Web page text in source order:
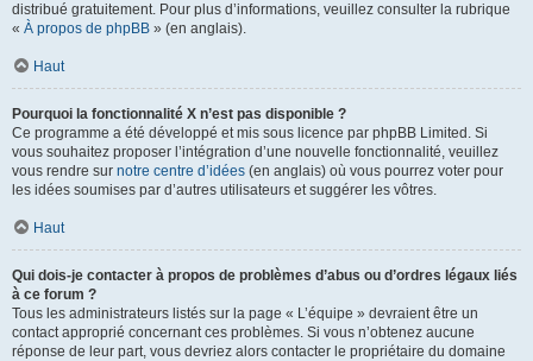
distribué gratuitement. Pour plus d’informations, veuillez consulter la rubrique
« À propos de phpBB » (en anglais).
Haut
Pourquoi la fonctionnalité X n’est pas disponible ?
Ce programme a été développé et mis sous licence par phpBB Limited. Si
vous souhaitez proposer l’intégration d’une nouvelle fonctionnalité, veuillez
vous rendre sur notre centre d’idées (en anglais) où vous pourrez voter pour
les idées soumises par d’autres utilisateurs et suggérer les vôtres.
Haut
Qui dois-je contacter à propos de problèmes d’abus ou d’ordres légaux liés
à ce forum ?
Tous les administrateurs listés sur la page « L’équipe » devraient être un
contact approprié concernant ces problèmes. Si vous n’obtenez aucune
réponse de leur part, vous devriez alors contacter le propriétaire du domaine